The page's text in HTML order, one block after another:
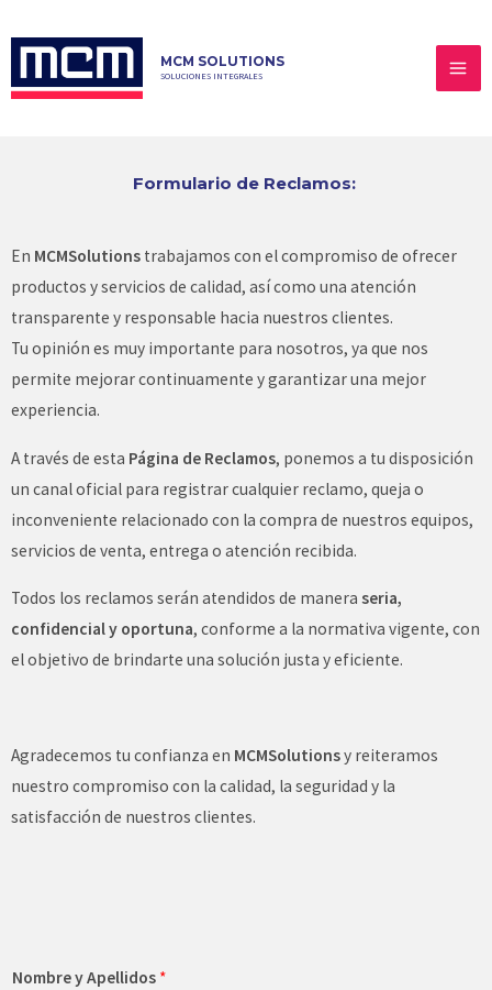
MCM SOLUTIONS
SOLUCIONES INTEGRALES
Formulario de Reclamos:
En MCMSolutions trabajamos con el compromiso de ofrecer
productos y servicios de calidad, así como una atención
transparente y responsable hacia nuestros clientes.
Tu opinión es muy importante para nosotros, ya que nos
permite mejorar continuamente y garantizar una mejor
experiencia.
A través de esta Página de Reclamos, ponemos a tu disposición
un canal oficial para registrar cualquier reclamo, queja o
inconveniente relacionado con la compra de nuestros equipos,
servicios de venta, entrega o atención recibida.
Todos los reclamos serán atendidos de manera seria,
confidencial y oportuna, conforme a la normativa vigente, con
el objetivo de brindarte una solución justa y eficiente.
Agradecemos tu confianza en MCMSolutionsy reiteramos
nuestro compromiso con la calidad, la seguridad y la
satisfacción de nuestros clientes.
Nombre y Apellidos *